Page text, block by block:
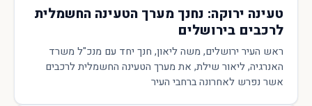
טעינה ירוקה: נחנך מערך הטעינה החשמלית
לרכבים בירושלים
ראש העיר ירושלים, משה ליאון, חנך יחד עם מנכ"ל משרד
האנרגיה, ליאור שילת, את מערך הטעינה החשמלית לרכבים
אשר נפרש לאחרונה ברחבי העיר